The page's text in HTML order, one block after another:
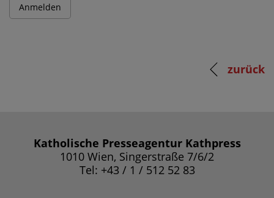
zurück
Katholische Presseagentur Kathpress
1010 Wien, Singerstraße 7/6/2
Tel: +43 / 1 / 512 52 83